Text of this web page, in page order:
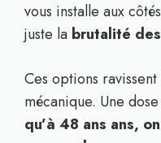
vous installe aux
juste la brutalité
Ces options
mécanique. Une
qu’à 48 ans ans,